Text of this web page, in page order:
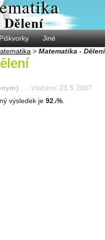
Jiné
> Matematika - Dělení
) ... vloženo 23.5.2007
výsledek je 92 .2%